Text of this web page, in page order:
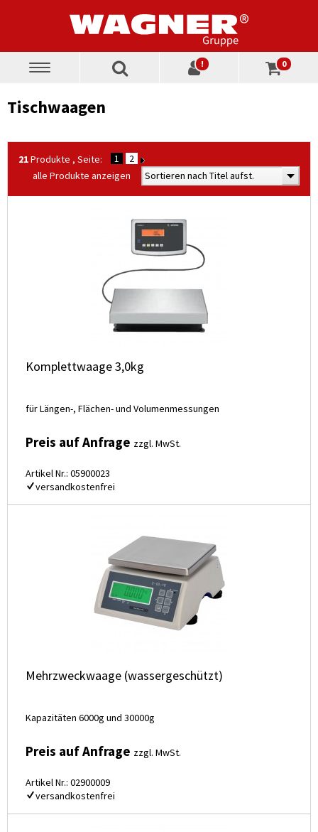
Toggle
! 0
Tischwaagen
21Produkte , Seite: 1
2
Sortieren nach Titel aufst.
alle Produkte anzeigen
Komplettwaage 3,0kg
für Längen-, Flächen- und Volumenmessungen
Preis auf Anfrage zzgl. MwSt.
Artikel Nr.: 05900023
versandkostenfrei
Mehrzweckwaage (wassergeschützt)
Kapazitäten 6000g und 30000g
Preis auf Anfrage zzgl. MwSt.
Artikel Nr.: 02900009
versandkostenfrei